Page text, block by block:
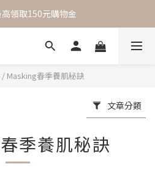
極簡保養｜極致呵護
領取150元購物金
極簡保養｜極致呵護
/ Masking春季養肌秘訣
文章分類
季養肌秘訣